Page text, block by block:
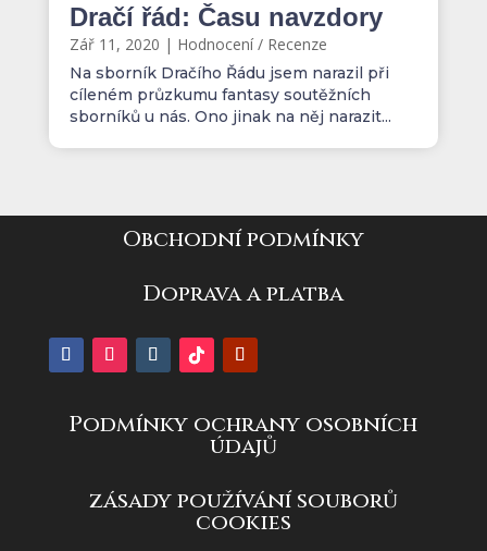
Dračí řád: Času navzdory
Zář 11, 2020 | Hodnocení / Recenze
Na sborník Dračího Řádu jsem narazil při
cíleném průzkumu fantasy soutěžních
sborníků u nás. Ono jinak na něj narazit...
Obchodní podmínky
Doprava a platba
Podmínky ochrany osobních
údajů
zásady používání souborů
cookies